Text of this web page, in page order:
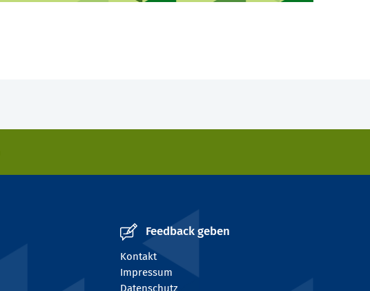
Feedback geben
Kontakt
Impressum
Datenschutz